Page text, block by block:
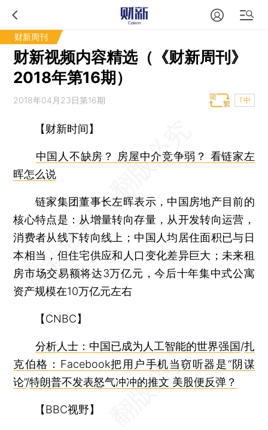
财新周刊
财新视频内容精选（《财新周刊》
2018年第16期）
2018年04月23日第16期 T中
【财新时间】
中国人不缺房？ 房屋中介竞争弱？ 看链家左
晖怎么说
链家集团董事长左晖表示，中国房地产目前的
核心特点是：从增量转向存量，从开发转向运营，
消费者从线下转向线上；中国人均居住面积已与日
本相当，但住宅供应和人口变化差异巨大；未来租
房市场交易额将达3万亿元，今后十年集中式公寓
资产规模在10万亿元左右
【CNBC】
分析人士：中国已成为人工智能的世界强国/扎
克伯格：Facebook把用户手机当窃听器是“阴谋
论”/特朗普不发表怒气冲冲的推文 美股便反弹？
【BBC视野】